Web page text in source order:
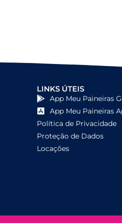
LINKS ÚTEIS
App Meu Paineiras
App Meu Paineiras
Política de Privacidade
Proteção de Dados
Locações